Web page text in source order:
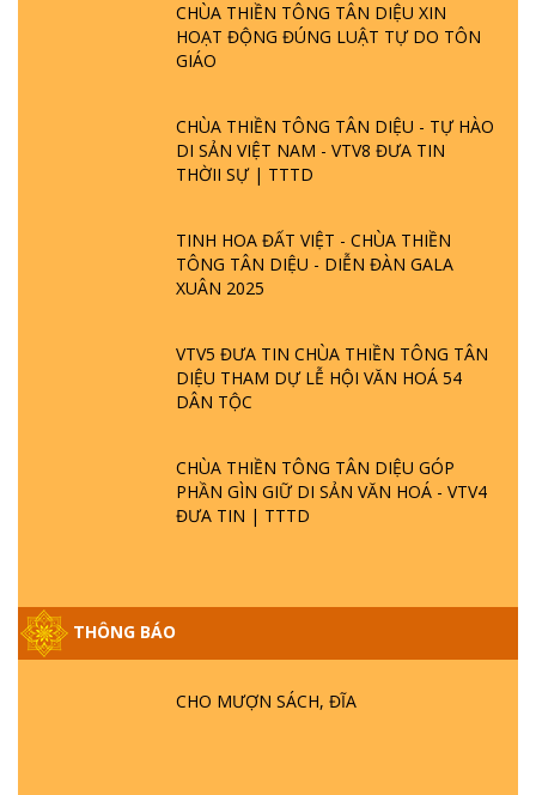
CHÙA THIỀN TÔNG TÂN DIỆU XIN
HOẠT ĐỘNG ĐÚNG LUẬT TỰ DO TÔN
GIÁO
CHÙA THIỀN TÔNG TÂN DIỆU - TỰ HÀO
DI SẢN VIỆT NAM - VTV8 ĐƯA TIN
THỜII SỰ | TTTD
TINH HOA ĐẤT VIỆT - CHÙA THIỀN
TÔNG TÂN DIỆU - DIỄN ĐÀN GALA
XUÂN 2025
VTV5 ĐƯA TIN CHÙA THIỀN TÔNG TÂN
DIỆU THAM DỰ LỄ HỘI VĂN HOÁ 54
DÂN TỘC
CHÙA THIỀN TÔNG TÂN DIỆU GÓP
PHẦN GÌN GIỮ DI SẢN VĂN HOÁ - VTV4
ĐƯA TIN | TTTD
THÔNG BÁO
CHO MƯỢN SÁCH, ĐĨA
HỘI GÌ? TỬ VÌ ĐẠO